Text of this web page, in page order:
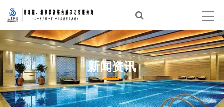
泳池建设
温泉建设
经典案例
新闻资讯